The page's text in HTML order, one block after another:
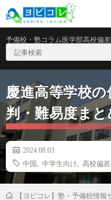
予備校・塾コラム医学部高校偏
慶進高等学校
判・難易度まと
2024.08.03
中国
中学生向け 高校偏差
【ヨビコレ】塾・予備校情報